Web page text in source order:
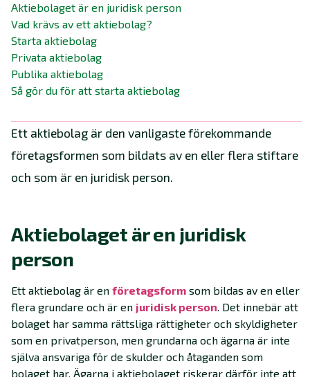
Aktiebolaget är en juridisk person
Vad krävs av ett aktiebolag?
Starta aktiebolag
Privata aktiebolag
Publika aktiebolag
Så gör du för att starta aktiebolag
Ett aktiebolag är den vanligaste förekommande
företagsformen som bildats av en eller flera stiftare
och som är en juridisk person.
Aktiebolaget är en juridisk
person
Ett aktiebolag är en företagsform som bildas av en eller
flera grundare och är en juridisk person. Det innebär att
bolaget har samma rättsliga rättigheter och skyldigheter
som en privatperson, men grundarna och ägarna är inte
själva ansvariga för de skulder och åtaganden som
bolaget har. Ägarna i aktiebolaget riskerar därför inte att